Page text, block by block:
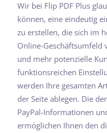
Wir bei Flip PDF Plus
können, eine eindeutig
zu erstellen, die sich im
Online-Geschäftsumfeld
und mehr potenzielle
funktionsreichen
werden Ihre gesamten
der Seite ablegen. Die
PayPal-Informationen
ermöglichen Ihnen den